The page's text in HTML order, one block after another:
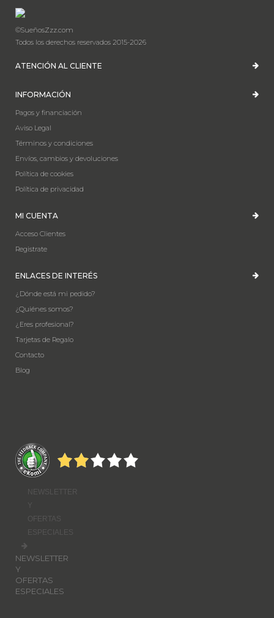
©SueñosZzz.com
Todos los derechos reservados 2015-2026
ATENCIÓN AL CLIENTE
INFORMACIÓN
Pagos y financiación
Aviso Legal
Términos y condiciones
Envíos, cambios y devoluciones
Política de cookies
Política de privacidad
MI CUENTA
Acceso Clientes
Registrate
ENLACES DE INTERÉS
¿Dónde está mi pedido?
¿Quiénes somos?
¿Eres profesional?
Tarjetas de Regalo
Contacto
Blog
NEWSLETTER
Y
OFERTAS
ESPECIALES
NEWSLETTER
Y
OFERTAS
ESPECIALES